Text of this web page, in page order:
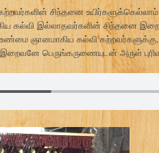
சிந்தனை
கல்வி இல்லாதவர்களின் சிந்தனை
ஞானமாகிய கல்வி
பெருங்கருணையுடன் அருள்